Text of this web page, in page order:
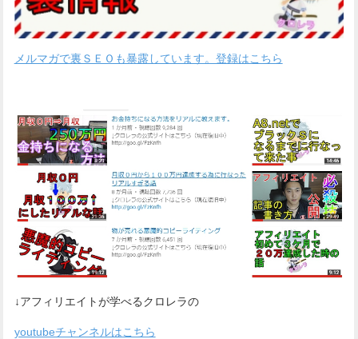
メルマガで裏ＳＥＯも暴露しています。登録はこちら
↓アフィリエイトが学べるクロレラの
youtubeチャンネルはこちら